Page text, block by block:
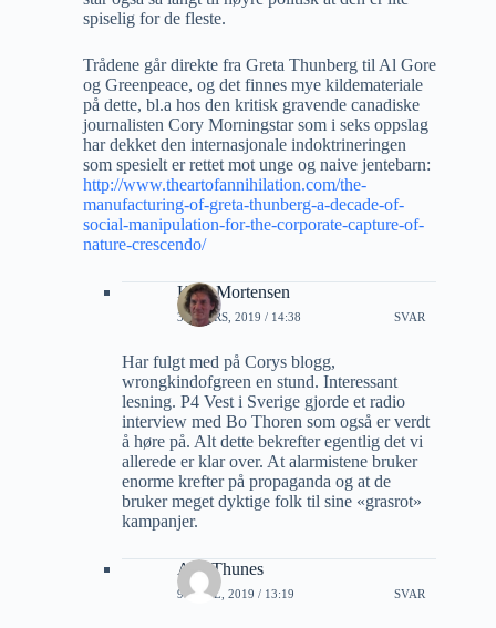
spiselig for de fleste.
Trådene går direkte fra Greta Thunberg til Al Gore
og Greenpeace, og det finnes mye kildemateriale
på dette, bl.a hos den kritisk gravende canadiske
journalisten Cory Morningstar som i seks oppslag
har dekket den internasjonale indoktrineringen
som spesielt er rettet mot unge og naive jentebarn:
http://www.theartofannihilation.com/the-
manufacturing-of-greta-thunberg-a-decade-of-
social-manipulation-for-the-corporate-capture-of-
nature-crescendo/
Ketil Mortensen
30 MARS, 2019 / 14:38 SVAR
Har fulgt med på Corys blogg,
wrongkindofgreen en stund. Interessant
lesning. P4 Vest i Sverige gjorde et radio
interview med Bo Thoren som også er verdt
å høre på. Alt dette bekrefter egentlig det vi
allerede er klar over. At alarmistene bruker
enorme krefter på propaganda og at de
bruker meget dyktige folk til sine «grasrot»
kampanjer.
Atle Thunes
9 APRIL, 2019 / 13:19 SVAR